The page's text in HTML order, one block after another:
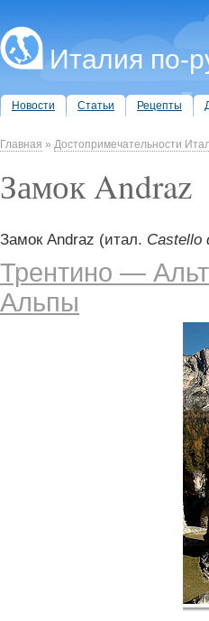
Италия по-
Новости Статьи Рецепты
Главная » Достопримечательности
Замок Andraz
Замок Andraz (итал. Castello
Трентино —
Альпы